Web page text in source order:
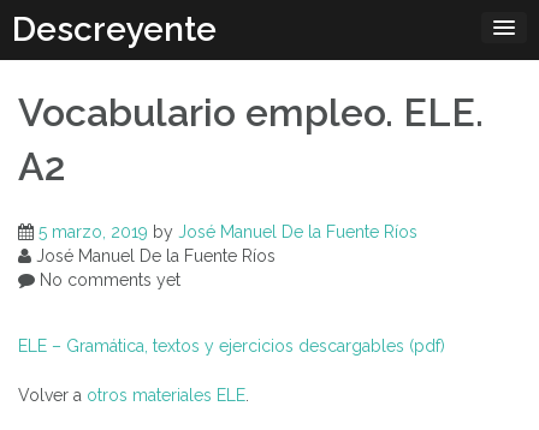
content
Descreyente
Vocabulario empleo. ELE.
A2
5 marzo, 2019 by José Manuel De la Fuente Ríos
José Manuel De la Fuente Ríos
No comments yet
ELE – Gramática, textos y ejercicios descargables (pdf)
Volver a otros materiales ELE